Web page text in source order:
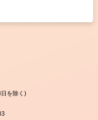
を除く)